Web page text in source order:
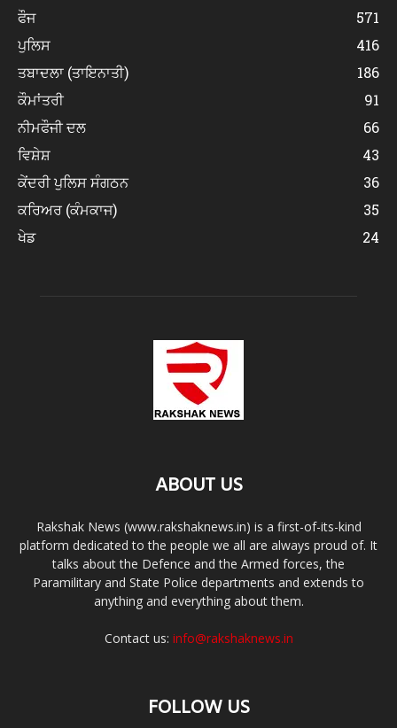
ਫੌਜ
571
ਪੁਲਿਸ
416
ਤਬਾਦਲਾ (ਤਾਇਨਾਤੀ)
186
ਕੌਮਾਂਤਰੀ
91
ਨੀਮਫੌਜੀ ਦਲ
66
ਵਿਸ਼ੇਸ਼
43
ਕੇਂਦਰੀ ਪੁਲਿਸ ਸੰਗਠਨ
36
ਕਰਿਅਰ (ਕੰਮਕਾਜ)
35
ਖੇਡ
24
ABOUT US
Rakshak News (www.rakshaknews.in) is a first-of-its-kind
platform dedicated to the people we all are always proud of. It
talks about the Defence and the Armed forces, the
Paramilitary and State Police departments and extends to
anything and everything about them.
Contact us: info@rakshaknews.in
FOLLOW US